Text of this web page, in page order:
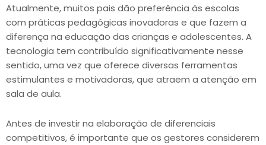
Atualmente, muitos pais dão preferência às escolas
com práticas pedagógicas inovadoras e que fazem a
diferença na educação das crianças e adolescentes. A
tecnologia tem contribuído significativamente nesse
sentido, uma vez que oferece diversas ferramentas
estimulantes e motivadoras, que atraem a atenção em
sala de aula.
Antes de investir na elaboração de diferenciais
competitivos, é importante que os gestores considerem